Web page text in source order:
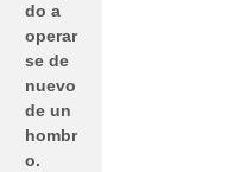
do a
operar
se de
nuevo
de un
hombr
o.